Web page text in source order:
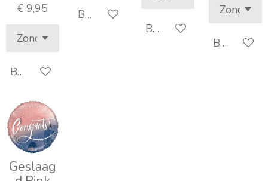
€ 9,95
Bekijk details
Bekijk details
Bekijk details
Bekijk
Geslaag